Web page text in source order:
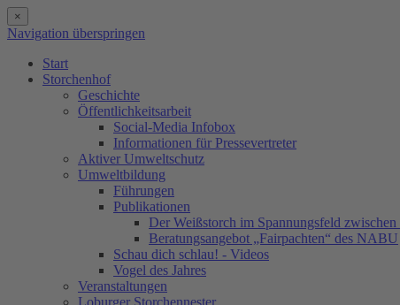
×
Navigation überspringen
Start
Storchenhof
Geschichte
Öffentlichkeitsarbeit
Social-Media Infobox
Informationen für Pressevertreter
Aktiver Umweltschutz
Umweltbildung
Führungen
Publikationen
Der Weißstorch im Spannungsfeld
Beratungsangebot „Fairpachten“ des NABU
Schau dich schlau! - Videos
Vogel des Jahres
Veranstaltungen
Loburger Storchennester